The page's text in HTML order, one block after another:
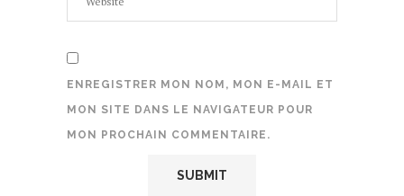
ENREGISTRER MON NOM, MON E-MAIL ET
MON SITE DANS LE NAVIGATEUR POUR
MON PROCHAIN COMMENTAIRE.